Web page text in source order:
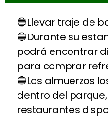
Llevar traje de
Durante su
podrá encontrar
para comprar
Los almuerzos
dentro del
restaurantes